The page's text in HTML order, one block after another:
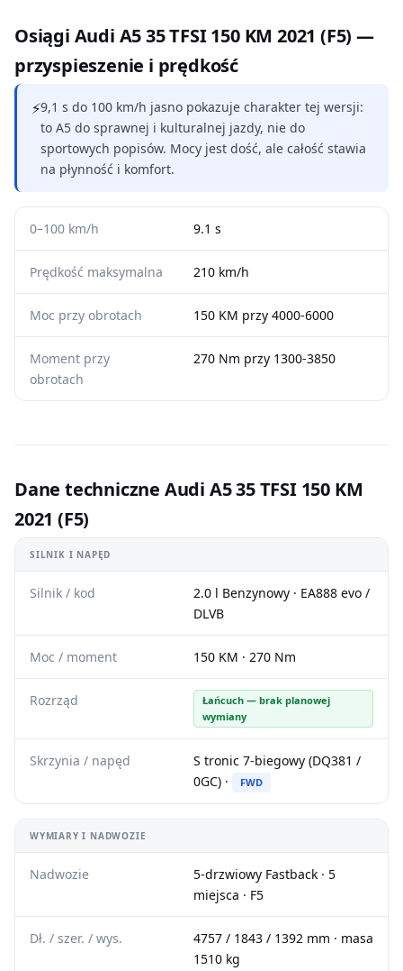
Osiągi Audi A5 35 TFSI 150 KM 2021 (F5) —
przyspieszenie i prędkość
⚡9,1 s do 100 km/h jasno pokazuje charakter tej wersji:
to A5 do sprawnej i kulturalnej jazdy, nie do
sportowych popisów. Mocy jest dość, ale całość stawia
na płynność i komfort.
0–100 km/h 9.1 s
Prędkość maksymalna 210 km/h
Moc przy obrotach 150 KM przy 4000-6000
Moment przy
obrotach
270 Nm przy 1300-3850
Dane techniczne Audi A5 35 TFSI 150 KM
2021 (F5)
SILNIK I NAPĘD
Silnik / kod
2.0 l Benzynowy · EA888 evo /
DLVB
Moc / moment 150 KM · 270 Nm
Rozrząd
Łańcuch — brak planowej
wymiany
Skrzynia / napęd
S tronic 7-biegowy (DQ381 /
0GC) ·
FWD
WYMIARY I NADWOZIE
Nadwozie
5-drzwiowy Fastback · 5
miejsca · F5
Dł. / szer. / wys.
4757 / 1843 / 1392 mm · masa
1510 kg